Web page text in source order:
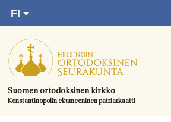
suoraan
sisältöön.
Suomen ortodoksinen kirkko
Konstantinopolin ekumeeninen patriarkaatti
FI
SV
EN
UA
Etusivu
Ajankohtaista
Juhlat & toimitukset